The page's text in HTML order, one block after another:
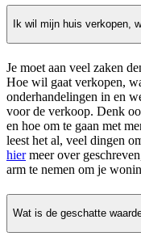
Ik wil mijn huis verkopen,
Je moet aan veel zaken
Hoe wil gaat verkopen,
onderhandelingen in en
voor de verkoop. Denk
en hoe om te gaan met
leest het al, veel dingen
hiermeer over
arm te nemen om je
Wat is de geschatte